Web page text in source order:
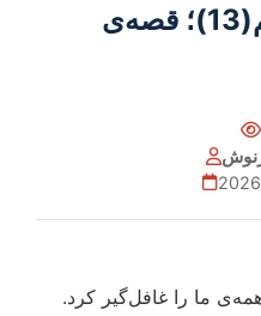
پرده را پس می‌زنم(13)؛ قصه‌ی
ما را غافل‌گیر کرد.